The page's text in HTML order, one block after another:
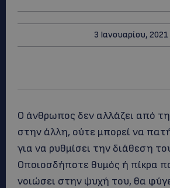
3 Ιανουαρίου, 2021
Ο άνθρωπος δεν αλλάζει από τη
στην άλλη, ούτε μπορεί να
για να ρυθμίσει την διάθεση
Οποιοσδήποτε θυμός ή πίκρα
νοιώσει στην ψυχή του, θα